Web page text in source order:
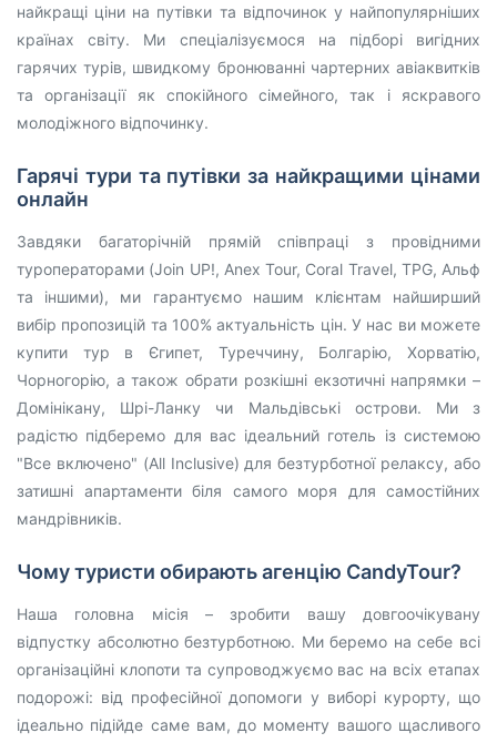
найкращі ціни на путівки та відпочинок у найпопулярніших
країнах світу. Ми спеціалізуємося на підборі вигідних
гарячих турів, швидкому бронюванні чартерних авіаквитків
та організації як спокійного сімейного, так і яскравого
молодіжного відпочинку.
Гарячі тури та путівки за найкращими цінами
онлайн
Завдяки багаторічній прямій співпраці з провідними
туроператорами (Join UP!, Anex Tour, Coral Travel, TPG, Альф
та іншими), ми гарантуємо нашим клієнтам найширший
вибір пропозицій та 100% актуальність цін. У нас ви можете
купити тур в Єгипет, Туреччину, Болгарію, Хорватію,
Чорногорію, а також обрати розкішні екзотичні напрямки –
Домінікану, Шрі-Ланку чи Мальдівські острови. Ми з
радістю підберемо для вас ідеальний готель із системою
"Все включено" (All Inclusive) для безтурботної релаксу, або
затишні апартаменти біля самого моря для самостійних
мандрівників.
Чому туристи обирають агенцію CandyTour?
Наша головна місія – зробити вашу довгоочікувану
відпустку абсолютно безтурботною. Ми беремо на себе всі
організаційні клопоти та супроводжуємо вас на всіх етапах
подорожі: від професійної допомоги у виборі курорту, що
ідеально підійде саме вам, до моменту вашого щасливого